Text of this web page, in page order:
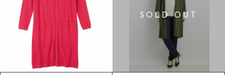
すべての商品
スキンケア・石鹸
HINOKI（土佐ヒノキ）シリーズ
HINOKI（土佐ヒノキ）シリーズ
サステナブル歯ブラシ・歯磨き粉
親カテゴリ
子カテゴリ